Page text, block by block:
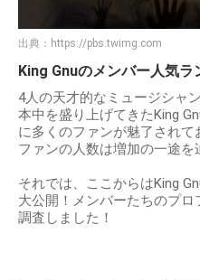
出典： https://pbs.twimg.com
King Gnuのメンバー人気ラ
4人の天才的なミュージシャ
本中を盛り上げてきたKing
に多くのファンが魅了されて
ファンの人数は増加の一途を
それでは、ここからはKing
大公開！メンバーたちのプ
調査しました！